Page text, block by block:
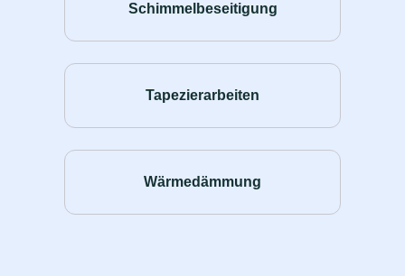
Schimmelbeseitigung
Tapezierarbeiten
Wärmedämmung